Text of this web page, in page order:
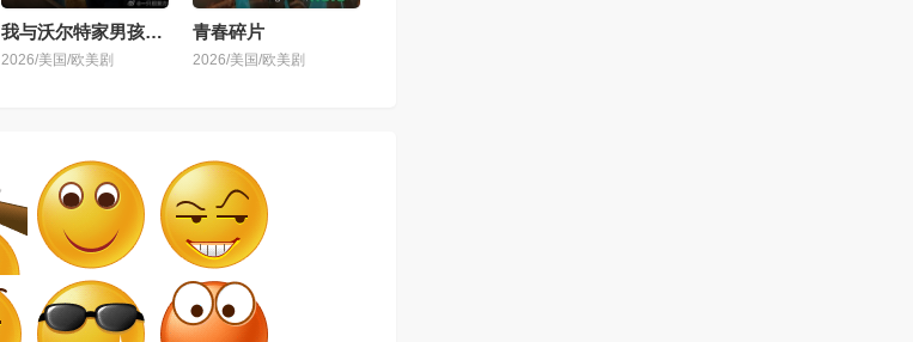
我与沃尔特家男孩的生活 第三季
2026/美国/欧美剧
青春碎片
2026/美国/欧美剧